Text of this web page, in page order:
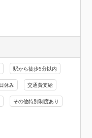
駅から徒歩5分以内
休み 交通費支給
その他特別制度あり